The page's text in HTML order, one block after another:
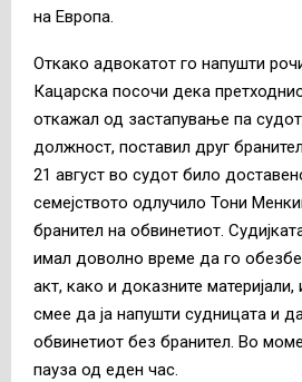
на Европа.
Откако адвокатот го напушти
Кацарска посочи дека
откажал од застапување па
должност, поставил друг
21 август во судот било
семејството одлучило Тони
бранител на обвинетиот.
имал доволно време да го
акт, како и доказните материјали,
смее да ја напушти судницата и
обвинетиот без бранител. Во
пауза од еден час.